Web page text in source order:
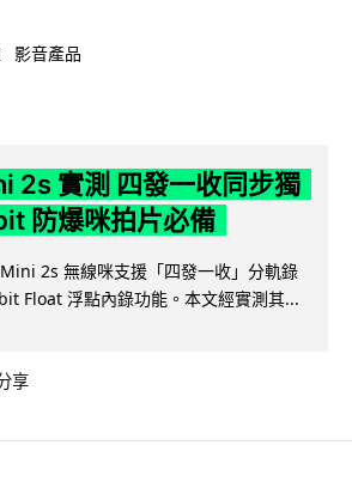
影音產品
2s 實測 四發一收同步獨
防爆咪拍片必備
2s 無線咪支援「四發一收」分軌錄
Float 浮點內錄功能。本文經實測其...
享